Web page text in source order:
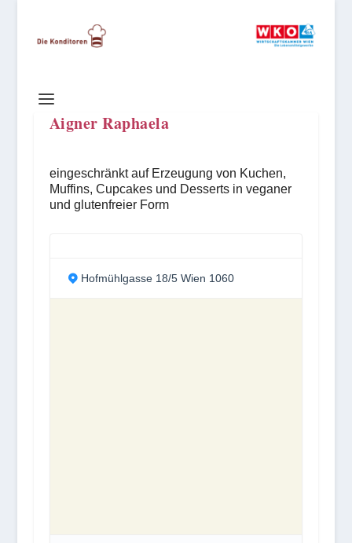
Aigner Raphaela
eingeschränkt auf Erzeugung von Kuchen,
Muffins, Cupcakes und Desserts in veganer
und glutenfreier Form
Hofmühlgasse 18/5 Wien 1060